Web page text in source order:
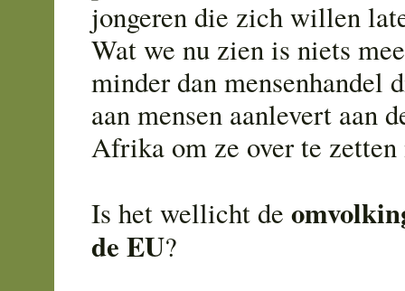
jongeren die zich willen
Wat we nu zien is niets
minder dan mensenhandel
aan mensen aanlevert aan
Afrika om ze over te zetten
Is het wellicht de
de EU?